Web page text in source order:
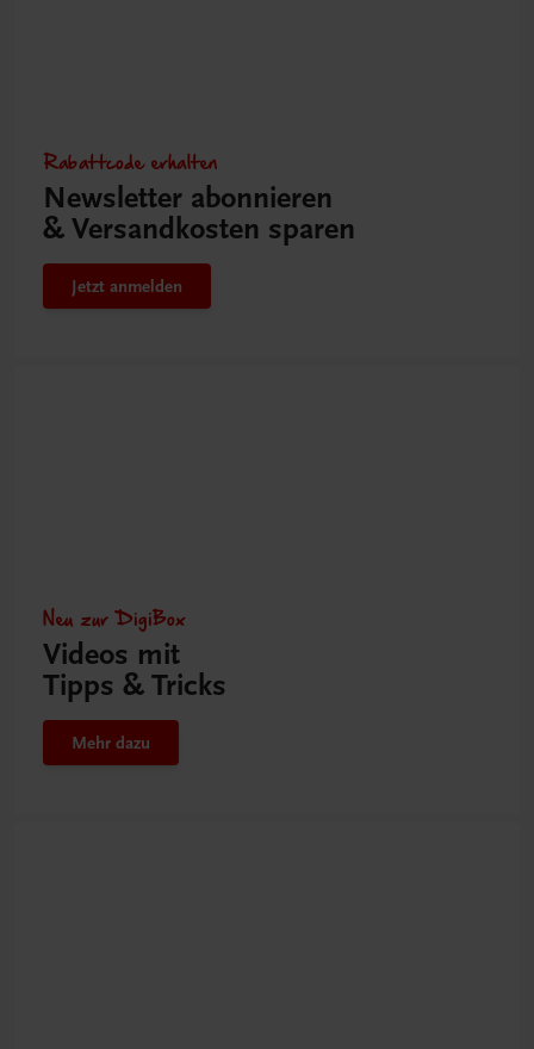
Rabattcode erhalten
Newsletter abonnieren
& Versandkosten sparen
Jetzt anmelden
Neu zur DigiBox
Videos mit
Tipps & Tricks
Mehr dazu